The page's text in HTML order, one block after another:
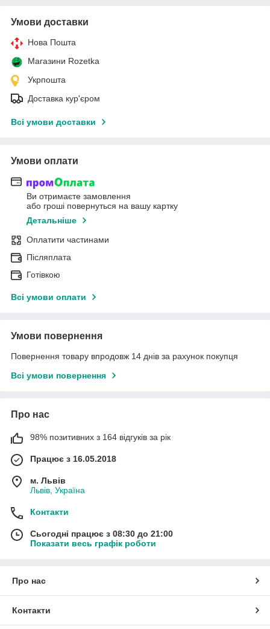
Умови доставки
Нова Пошта
Магазини Rozetka
Укрпошта
Доставка кур'єром
Всі умови доставки
Умови оплати
Ви отримаєте замовлення
або гроші повернуться на вашу картку
Детальніше
Оплатити частинами
Післяплата
Готівкою
Всі умови оплати
Умови повернення
Повернення товару впродовж 14 днів за рахунок покупця
Всі умови повернення
Про нас
98% позитивних з 164 відгуків за рік
Працює з 16.05.2018
м. Львів
Львів, Україна
Контакти
Сьогодні працює з 08:30 до 21:00
Показати весь графік роботи
Про нас
Контакти